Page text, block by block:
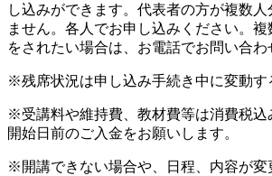
し込みができます。代表者の方が複数人
ません。各人でお申し込みください。
をされたい場合は、お電話でお問い合わ
※残席状況は申し込み手続き中に変動す
※受講料や維持費、教材費等は消費税込
開始日前のご入金をお願いします。
※開講できない場合や、日程、内容が変